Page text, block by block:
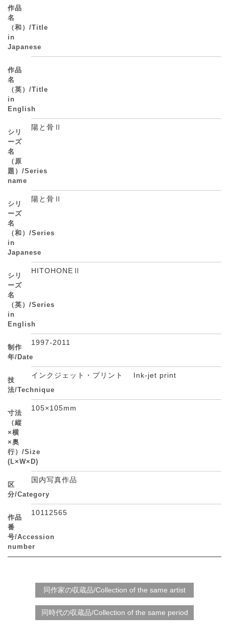
作品
名
（和）/Title
in
Japanese
作品
名
（英）/Title
in
English
シリ
ーズ
名
（原
題）/Series
name
陽と骨Ⅱ
シリ
ーズ
名
（和）/Series
in
Japanese
陽と骨Ⅱ
シリ
ーズ
名
（英）/Series
in
English
HITOHONEⅡ
制作
年/Date
1997-2011
技
法/Technique
インクジェット・プリント Ink-jet print
寸法
（縦
×横
×奥
行）/Size
(L×W×D)
105×105mm
区
分/Category
国内写真作品
作品
番
号/Accession
number
10112565